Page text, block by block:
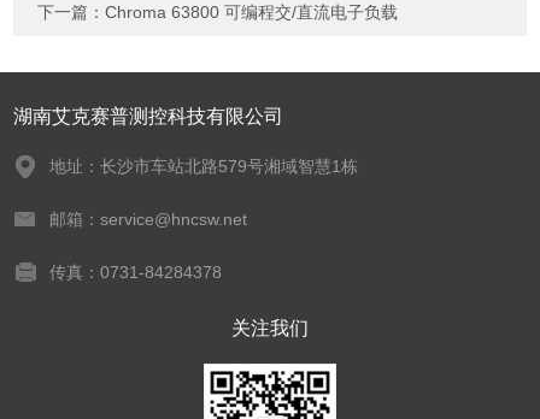
下一篇：Chroma 63800 可编程交/直流电子负载
湖南艾克赛普测控科技有限公司
地址：长沙市车站北路579号湘域智慧1栋
邮箱：service@hncsw.net
传真：0731-84284378
关注我们